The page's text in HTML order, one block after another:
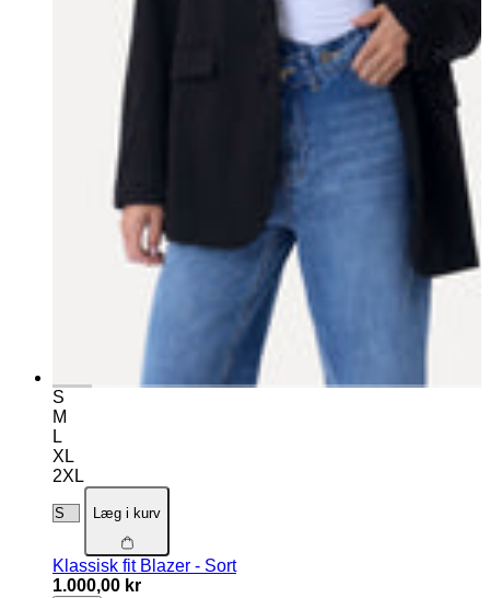
S
M
L
XL
2XL
Læg i kurv
Klassisk fit Blazer - Sort
1.000,00 kr